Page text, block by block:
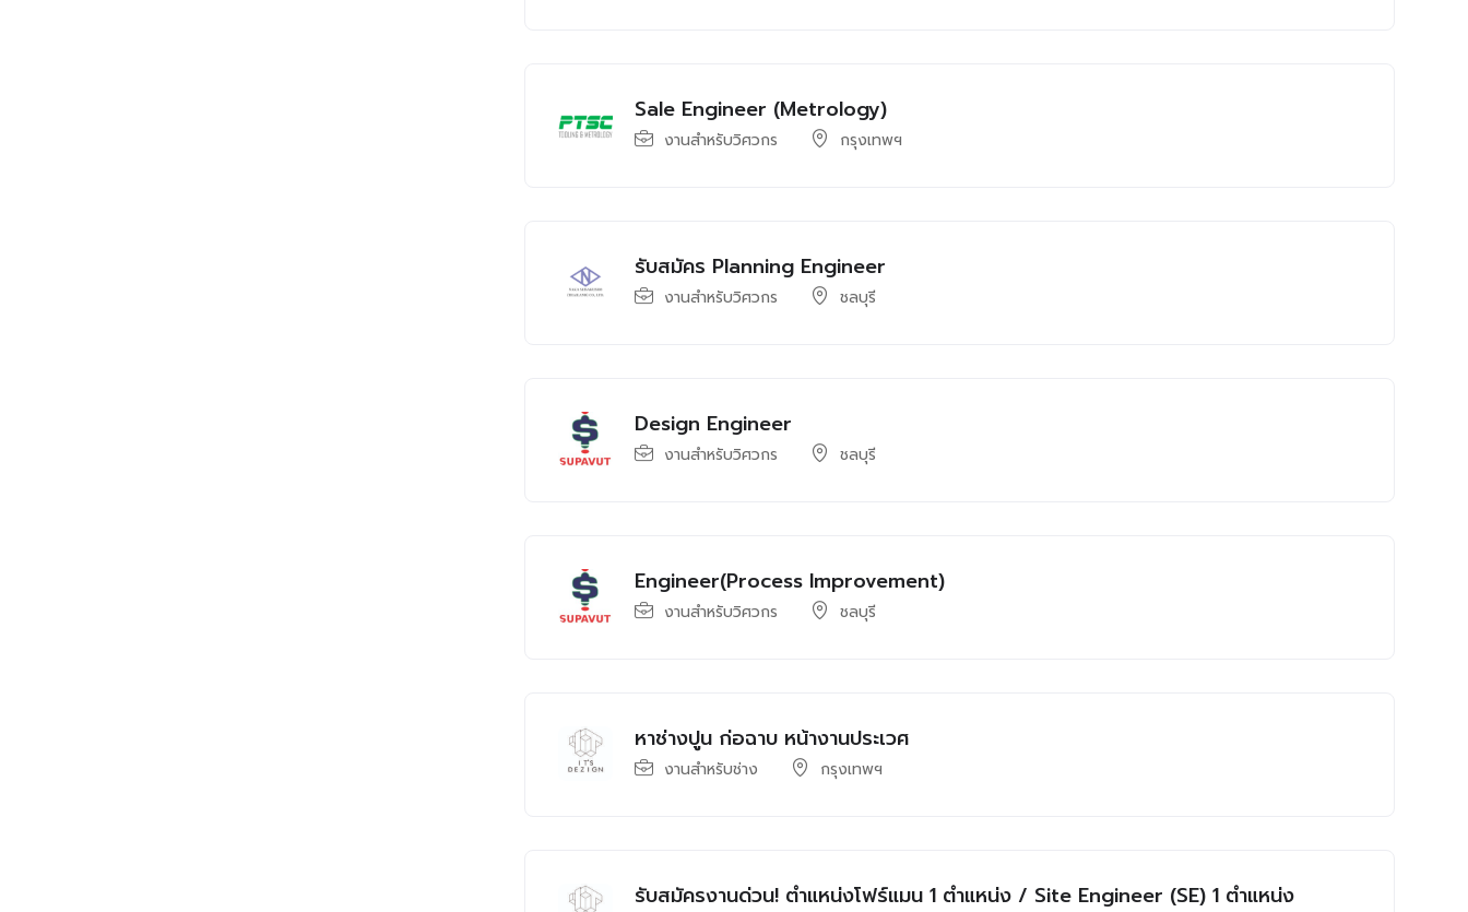
Sale Engineer (Metrology)
งานสำหรับวิศวกร กรุงเทพฯ
รับสมัคร Planning Engineer
งานสำหรับวิศวกร ชลบุรี
Design Engineer
งานสำหรับวิศวกร ชลบุรี
Engineer(Process Improvement)
งานสำหรับวิศวกร ชลบุรี
หาช่างปูน ก่อฉาบ หน้างานประเวศ
งานสำหรับช่าง กรุงเทพฯ
รับสมัครงานด่วน! ตำแหน่งโฟร์แมน 1 ตำแหน่ง / Site Engineer (SE) 1 ตำแหน่ง